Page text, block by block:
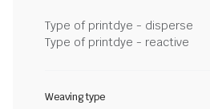
Type of printdye - disperse
Type of printdye - reactive
Weaving type